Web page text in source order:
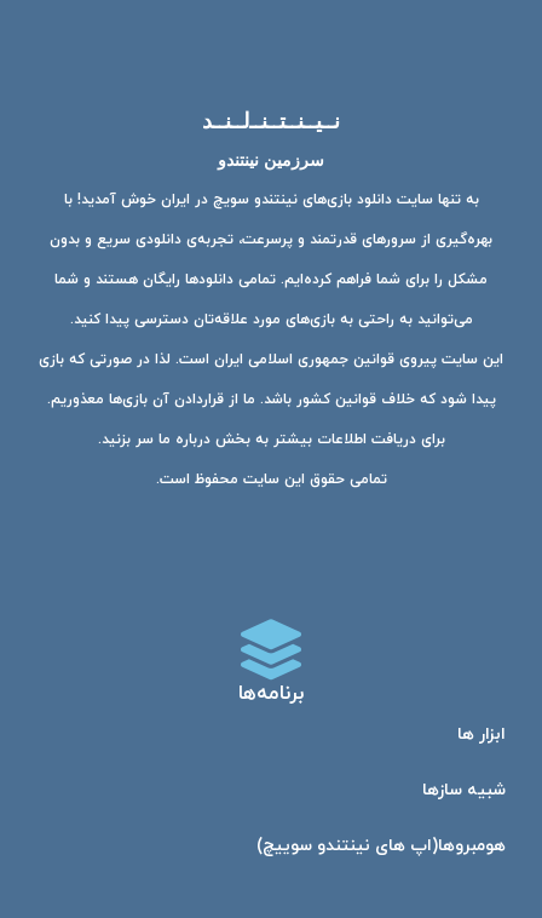
نــیــنــتــنــ‌لــنــد
سرزمین نینتندو
به تنها سایت دانلود بازی‌های نینتندو سویچ در ایران خوش آمدید! با
بهره‌گیری از سرورهای قدرتمند و پرسرعت، تجربه‌ی دانلودی سریع و بدون
مشکل را برای شما فراهم کرده‌ایم. تمامی دانلودها رایگان هستند و شما
می‌توانید به راحتی به بازی‌های مورد علاقه‌تان دسترسی پیدا کنید.
این سایت پیروی قوانین جمهوری اسلامی ایران است. لذا در صورتی که بازی
پیدا شود که خلاف قوانین کشور باشد. ما از قراردادن آن بازی‌ها معذوریم.
برای دریافت اطلاعات بیشتر به بخش درباره ما سر بزنید.
تمامی حقوق این سایت محفوظ است.
برنامه‌ها
ابزار ها
شبیه ساز‌ها
هومبرو‌ها(اپ های نینتندو سوییچ)